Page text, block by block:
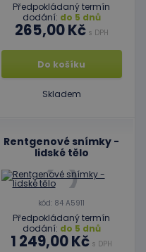
Předpokládaný termín
dodání: do 5 dnů
265,00 Kčs DPH
Do košíku
Skladem
Rentgenové snímky -
lidské tělo
kód: 84 A5911
Předpokládaný termín
dodání: do 5 dnů
1 249,00 Kč s DPH